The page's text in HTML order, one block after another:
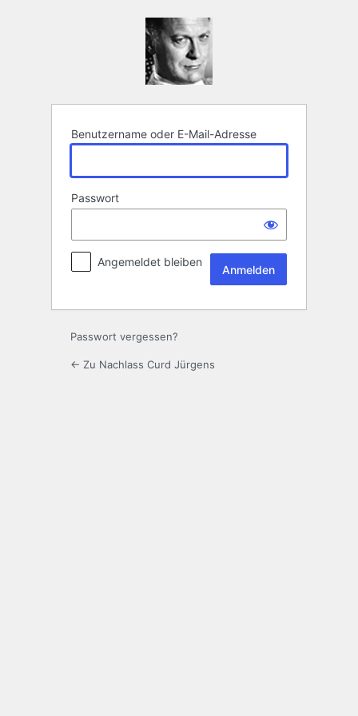
Benutzername oder E-Mail-Adresse
Passwort
Angemeldet bleiben
Passwort vergessen?
← Zu Nachlass Curd Jürgens